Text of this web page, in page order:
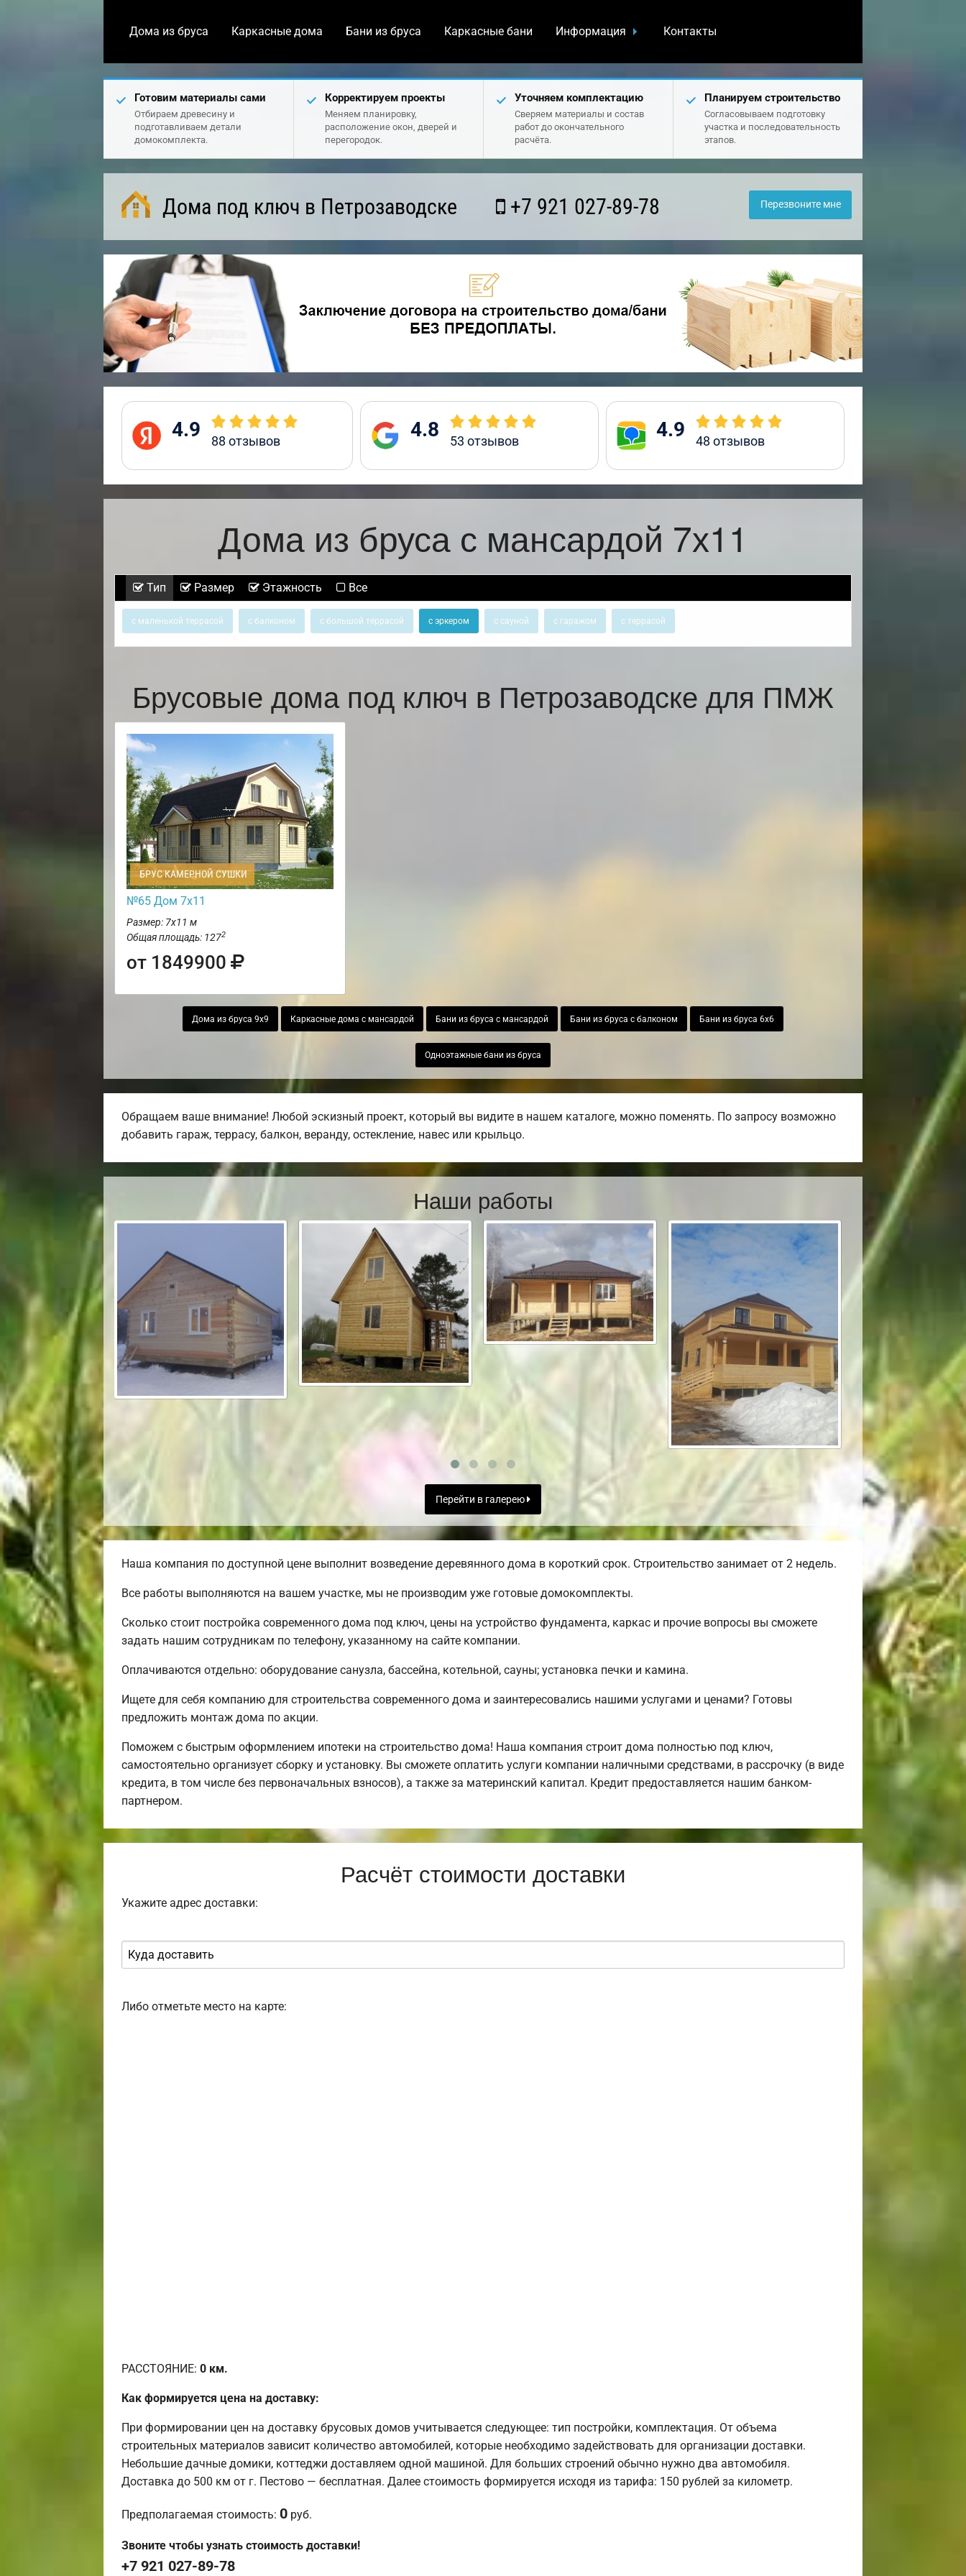
Дома из бруса Каркасные дома Бани из бруса Каркасные бани Информация Контакты
Готовим материалы сами
Отбираем древесину и
подготавливаем детали
домокомплекта.
Корректируем проекты
Меняем планировку,
расположение окон, дверей и
перегородок.
Уточняем комплектацию
Сверяем материалы и состав
работ до окончательного
расчёта.
Планируем строительство
Согласовываем подготовку
участка и последовательность
этапов.
Дома под ключ в Петрозаводске +7 921 027-89-78 Перезвоните мне
4.9 88 отзывов 4.8 53 отзывов 4.9 48 отзывов
Дома из бруса с мансардой 7х11
Тип Размер Этажность Все
с маленькой террасой с балконом с большой террасой с эркером с сауной с гаражом с террасой
Брусовые дома под ключ в Петрозаводске для ПМЖ
БРУС КАМЕРНОЙ СУШКИ
№65 Дом 7х11
Размер: 7х11 м
Общая площадь: 1272
от 1849900
Дома из бруса 9х9 Каркасные дома с мансардой Бани из бруса с мансардой Бани из бруса с балконом Бани из бруса 6х6
Одноэтажные бани из бруса
Обращаем ваше внимание! Любой эскизный проект, который вы видите в нашем каталоге, можно поменять. По запросу возможно
добавить гараж, террасу, балкон, веранду, остекление, навес или крыльцо.
Наши работы
Перейти в галерею
Наша компания по доступной цене выполнит возведение деревянного дома в короткий срок. Строительство занимает от 2 недель.
Все работы выполняются на вашем участке, мы не производим уже готовые домокомплекты.
Сколько стоит постройка современного дома под ключ, цены на устройство фундамента, каркас и прочие вопросы вы сможете
задать нашим сотрудникам по телефону, указанному на сайте компании.
Оплачиваются отдельно: оборудование санузла, бассейна, котельной, сауны; установка печки и камина.
Ищете для себя компанию для строительства современного дома и заинтересовались нашими услугами и ценами? Готовы
предложить монтаж дома по акции.
Поможем с быстрым оформлением ипотеки на строительство дома! Наша компания строит дома полностью под ключ,
самостоятельно организует сборку и установку. Вы сможете оплатить услуги компании наличными средствами, в рассрочку (в виде
кредита, в том числе без первоначальных взносов), а также за материнский капитал. Кредит предоставляется нашим банком-
партнером.
Расчёт стоимости доставки
Укажите адрес доставки:
Либо отметьте место на карте:
РАССТОЯНИЕ: 0 км.
Как формируется цена на доставку:
При формировании цен на доставку брусовых домов учитывается следующее: тип постройки, комплектация. От объема
строительных материалов зависит количество автомобилей, которые необходимо задействовать для организации доставки.
Небольшие дачные домики, коттеджи доставляем одной машиной. Для больших строений обычно нужно два автомобиля.
Доставка до 500 км от г. Пестово — бесплатная. Далее стоимость формируется исходя из тарифа: 150 рублей за километр.
Предполагаемая стоимость: 0 руб.
Звоните чтобы узнать стоимость доставки!
+7 921 027-89-78